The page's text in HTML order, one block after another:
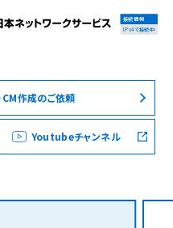
集合住宅オーナーの方
料金シミュレーション
接続情報
IPv4で接続中
CM作成のご依頼
Youtubeチャンネル